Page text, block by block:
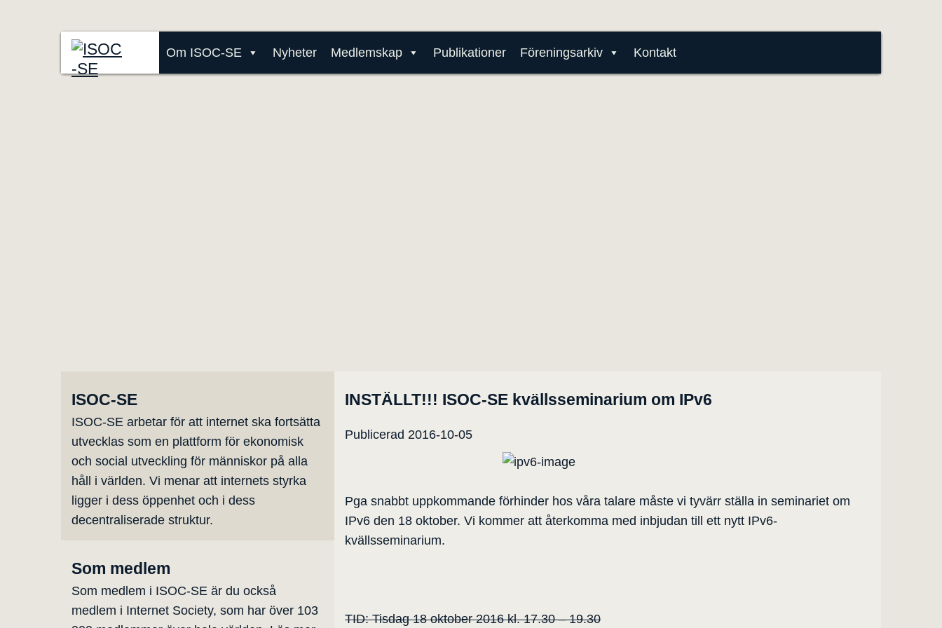
Om ISOC-SE Nyheter Medlemskap Publikationer Föreningsarkiv Kontakt
INSTÄLLT!!! ISOC-SE kvällsseminarium om IPv6
Publicerad 2016-10-05
Pga snabbt uppkommande förhinder hos våra talare måste vi tyvärr ställa in seminariet om
IPv6 den 18 oktober. Vi kommer att återkomma med inbjudan till ett nytt IPv6-
kvällsseminarium.
TID: Tisdag 18 oktober 2016 kl. 17.30 – 19.30
ISOC-SE
ISOC-SE arbetar för att internet ska fortsätta
utvecklas som en plattform för ekonomisk
och social utveckling för människor på alla
håll i världen. Vi menar att internets styrka
ligger i dess öppenhet och i dess
decentraliserade struktur.
Som medlem
Som medlem i ISOC-SE är du också
medlem i Internet Society, som har över 103